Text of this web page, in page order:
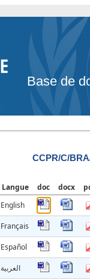
Base de
CCPR/C/
Langue doc docx
English
Français
Español
العربية